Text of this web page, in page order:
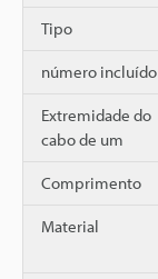
Tipo
número incluído
Extremidade do
cabo de um
Comprimento
Material